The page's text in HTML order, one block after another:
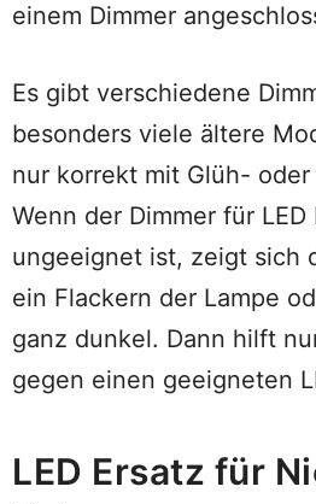
einem Dimmer
Es gibt verschiedene
besonders viele ältere
nur korrekt mit Glüh- oder
Wenn der Dimmer für LED
ungeeignet ist, zeigt sich
ein Flackern der Lampe
ganz dunkel. Dann hilft
gegen einen geeigneten
LED Ersatz für